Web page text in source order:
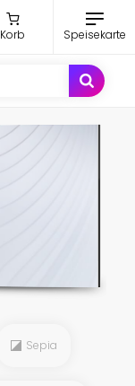
Korb Speisekarte
Sepia